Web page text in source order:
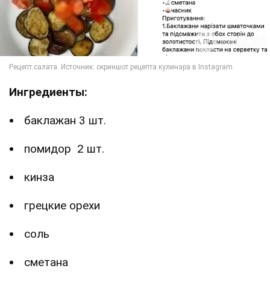
Ингредиенты:
баклажан 3 шт.
помидор 2 шт.
кинза
грецкие орехи
соль
сметана